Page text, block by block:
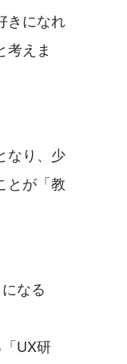
きになれ
考えま
なり、少
とが「教
なる
UX研